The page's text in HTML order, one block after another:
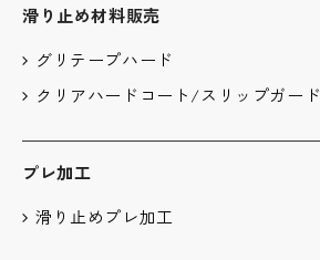
滑り止め材料販売
グリテープハード
クリアハードコート/スリップガード
プレ加工
滑り止めプレ加工